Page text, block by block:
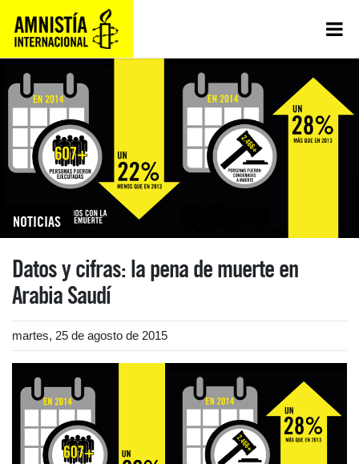
NOTICIAS
Datos y cifras: la pena de muerte en
Arabia Saudí
martes, 25 de agosto de 2015